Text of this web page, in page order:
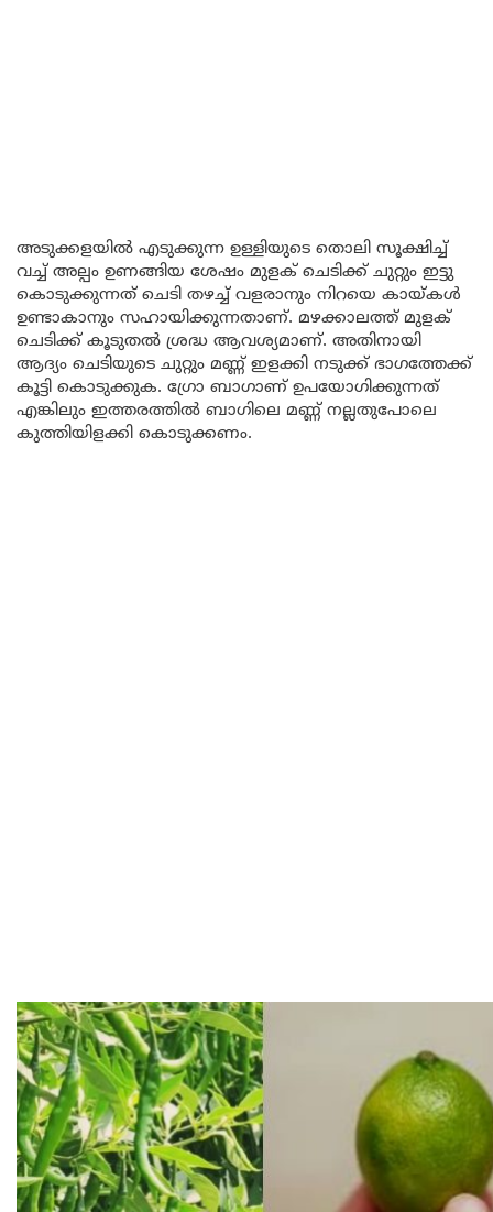
അടുക്കളയിൽ എടുക്കുന്ന ഉള്ളിയുടെ തൊലി സൂക്ഷിച്ച്
വച്ച് അല്പം ഉണങ്ങിയ ശേഷം മുളക് ചെടിക്ക് ചുറ്റും ഇട്ടു
കൊടുക്കുന്നത് ചെടി തഴച്ച് വളരാനും നിറയെ കായ്കൾ
ഉണ്ടാകാനും സഹായിക്കുന്നതാണ്. മഴക്കാലത്ത് മുളക്
ചെടിക്ക് കൂടുതൽ ശ്രദ്ധ ആവശ്യമാണ്. അതിനായി
ആദ്യം ചെടിയുടെ ചുറ്റും മണ്ണ് ഇളക്കി നടുക്ക് ഭാഗത്തേക്ക്
കൂട്ടി കൊടുക്കുക. ഗ്രോ ബാഗാണ് ഉപയോഗിക്കുന്നത്
എങ്കിലും ഇത്തരത്തിൽ ബാഗിലെ മണ്ണ് നല്ലതുപോലെ
കുത്തിയിളക്കി കൊടുക്കണം.